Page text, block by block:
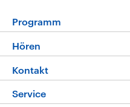
Programm
Die Nachrichten
Nachrichtenleicht
Hören
Livestream
Podcasts
Kontakt
Hörerservice
Service